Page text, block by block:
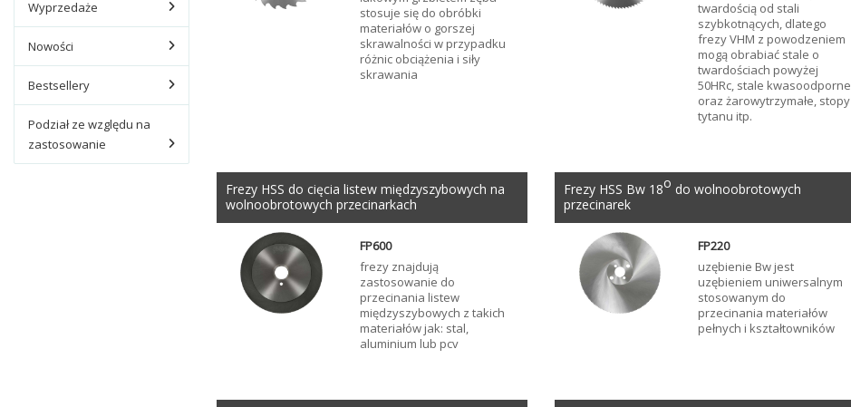
Wyprzedaże
Nowości
Bestsellery
Podział ze względu na
zastosowanie
stosuje się do obróbki
materiałów o gorszej
skrawalności w przypadku
różnic obciążenia i siły
skrawania
twardością od stali
szybkotnących, dlatego
frezy VHM z powodzeniem
mogą obrabiać stale o
twardościach powyżej
50HRc, stale kwasoodporne
oraz żarowytrzymałe, stopy
tytanu itp.
Frezy HSS do cięcia listew międzyszybowych na
wolnoobrotowych przecinarkach
FP600
frezy znajdują
zastosowanie do
przecinania listew
międzyszybowych z takich
materiałów jak: stal,
aluminium lub pcv
Frezy HSS Bw 18o do wolnoobrotowych
przecinarek
FP220
uzębienie Bw jest
uzębieniem uniwersalnym
stosowanym do
przecinania materiałów
pełnych i kształtowników